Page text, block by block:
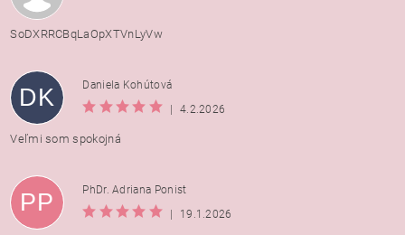
SoDXRRCBqLaOpXTVnLyVw
DK
Daniela Kohútová
|
4.2.2026
Veľmi som spokojná
PP
PhDr. Adriana Ponist
|
19.1.2026